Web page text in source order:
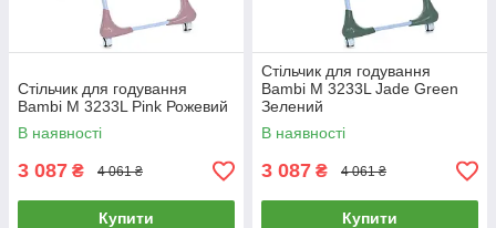
Стільчик для годування
Bambi M 3233L Pink Рожевий
В наявності
3 087 ₴ 4 061 ₴
Купити
Стільчик для годування
Bambi M 3233L Jade Green
Зелений
В наявності
3 087 ₴ 4 061 ₴
Купити